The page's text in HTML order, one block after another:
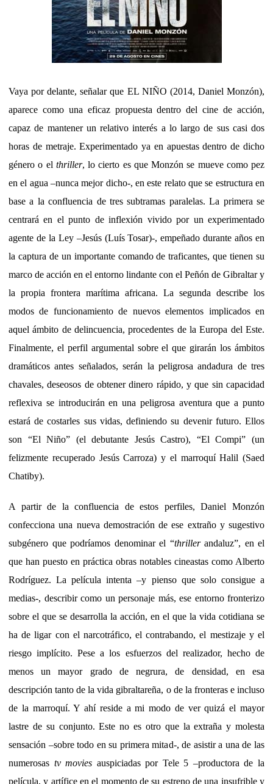
Vaya por delante, señalar que EL NIÑO (2014, Daniel Monzón),
aparece como una eficaz propuesta dentro del cine de acción,
capaz de mantener un relativo interés a lo largo de sus casi dos
horas de metraje. Experimentado ya en apuestas dentro de dicho
género o el thriller, lo cierto es que Monzón se mueve como pez
en el agua –nunca mejor dicho-, en este relato que se estructura en
base a la confluencia de tres subtramas paralelas. La primera se
centrará en el punto de inflexión vivido por un experimentado
agente de la Ley –Jesús (Luís Tosar)-, empeñado durante años en
la captura de un importante comando de traficantes, que tienen su
marco de acción en el entorno lindante con el Peñón de Gibraltar y
la propia frontera marítima africana. La segunda describe los
modos de funcionamiento de nuevos elementos implicados en
aquel ámbito de delincuencia, procedentes de la Europa del Este.
Finalmente, el perfil argumental sobre el que girarán los ámbitos
dramáticos antes señalados, serán la peligrosa andadura de tres
chavales, deseosos de obtener dinero rápido, y que sin capacidad
reflexiva se introducirán en una peligrosa aventura que a punto
estará de costarles sus vidas, definiendo su devenir futuro. Ellos
son “El Niño” (el debutante Jesús Castro), “El Compi” (un
felizmente recuperado Jesús Carroza) y el marroquí Halil (Saed
Chatiby).
A partir de la confluencia de estos perfiles, Daniel Monzón
confecciona una nueva demostración de ese extraño y sugestivo
subgénero que podríamos denominar el “thrillerandaluz”, en el
que han puesto en práctica obras notables cineastas como Alberto
Rodríguez. La película intenta –y pienso que solo consigue a
medias-, describir como un personaje más, ese entorno fronterizo
sobre el que se desarrolla la acción, en el que la vida cotidiana se
ha de ligar con el narcotráfico, el contrabando, el mestizaje y el
riesgo implícito. Pese a los esfuerzos del realizador, hecho de
menos un mayor grado de negrura, de densidad, en esa
descripción tanto de la vida gibraltareña, o de la fronteras e incluso
de la marroquí. Y ahí reside a mi modo de ver quizá el mayor
lastre de su conjunto. Este no es otro que la extraña y molesta
sensación –sobre todo en su primera mitad-, de asistir a una de las
numerosas tv movies auspiciadas por Tele 5 –productora de la
película, y artífice en el momento de su estreno de una insufrible y